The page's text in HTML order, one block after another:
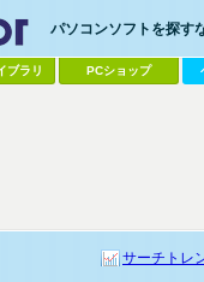
パソコンソフトを探す
ブラリ PCショップ
サーチトレ